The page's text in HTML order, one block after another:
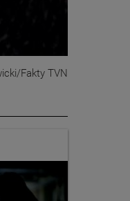
Fakty TVN